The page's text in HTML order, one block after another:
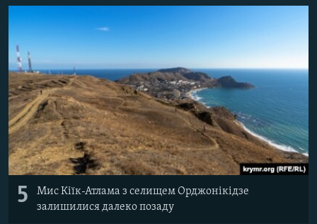
5
Мис Кіїк-Атлама з селищем Орджонікідзе
залишилися далеко позаду